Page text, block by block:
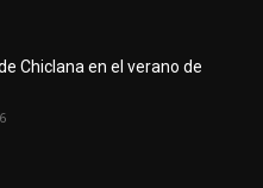
Chiclana en el verano de